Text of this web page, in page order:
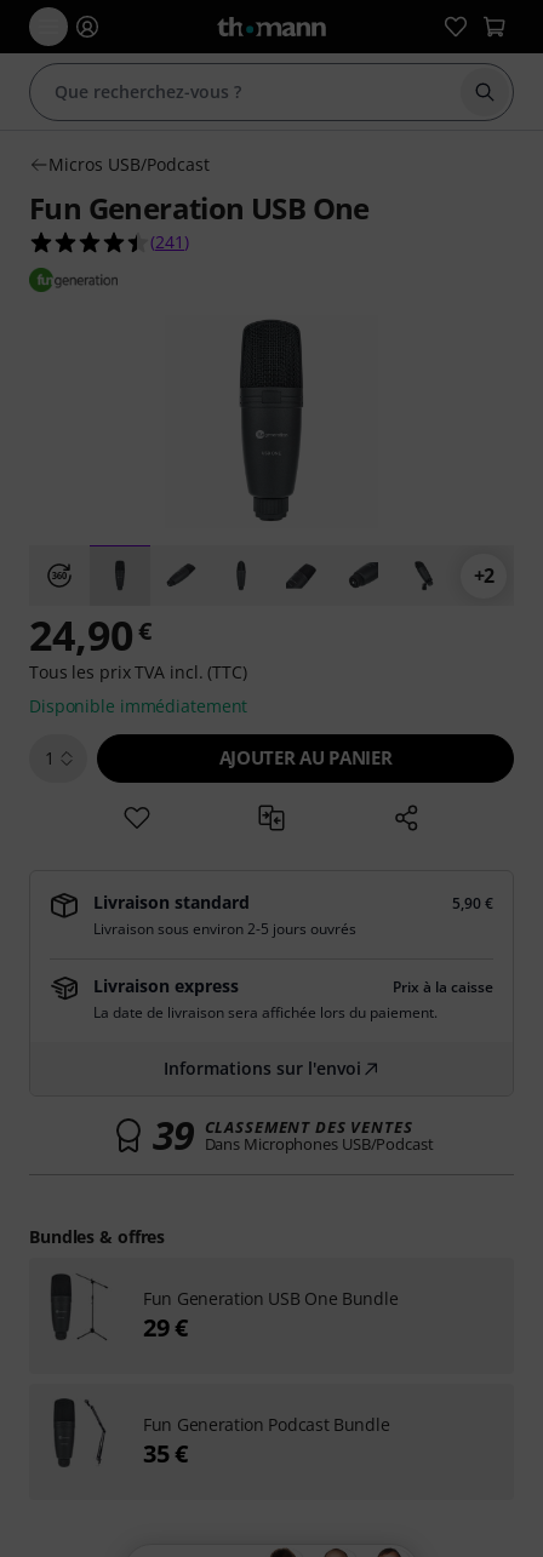
Micros USB/Podcast
Fun Generation USB One
4.4 étoiles sur 5 d'après 241 évaluations clients
(241 )
+2
24,90€
Tous les prix TVA incl. (TTC)
Disponible immédiatement
1 AJOUTER AU PANIER
Livraison standard
5,90 €
Livraison sous environ 2-5 jours ouvrés
Livraison express
Prix à la caisse
La date de livraison sera affichée lors du paiement.
Informations sur l'envoi
39 CLASSEMENT DES VENTES
Dans Microphones USB/Podcast
Bundles & offres
Fun Generation USB One Bundle
29 €
Fun Generation Podcast Bundle
35 €